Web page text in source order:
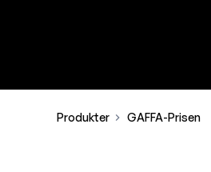
Produkter GAFFA-Prisen